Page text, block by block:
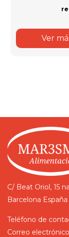
Ver
C/ Beat Oriol, 15
Barcelona España
Teléfono de
Correo